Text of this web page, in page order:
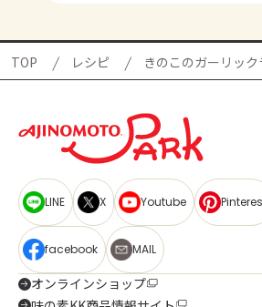
TOP レシピ きのこのガーリッ
LINE X Youtube
facebook MAIL
オンラインショップ